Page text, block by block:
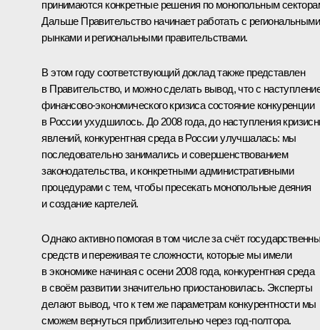
принимаются конкретные решения по монопольным
Дальше Правительство начинает работать с региональными
рынками и региональными правительствами.
В этом году соответствующий доклад также представлен
в Правительство, и можно сделать вывод, что с
финансово-экономического кризиса состояние конкуренции
в России ухудшилось. До 2008 года, до наступления
явлений, конкурентная среда в России улучшалась: мы
последовательно занимались и совершенствованием
законодательства, и конкретными административными
процедурами с тем, чтобы пресекать монопольные деяния
и создание картелей.
Однако активно помогая в том числе за счёт
средств и переживая те сложности, которые мы имели
в экономике начиная с осени 2008 года, конкурентная среда
в своём развитии значительно приостановилась. Эксперты
делают вывод, что к тем же параметрам конкурентности мы
сможем вернуться приблизительно через год-полтора.